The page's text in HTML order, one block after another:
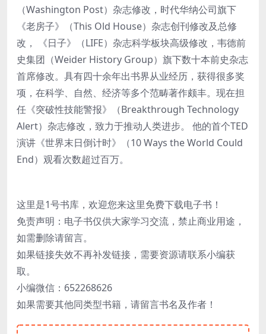
（Washington Post）杂志修改，时代华纳公司旗下
《老房子》（This Old House）杂志创刊修改及总修
改， 《日子》（LIFE）杂志科学板块高级修改，韦德前
史集团（Weider History Group）旗下数十本前史杂志
首席修改。具有四十余年出书界从业经历，获得很多奖
项，在科学、自然、经济等多个范畴著作颇丰。现在担
任《突破性技能警报》（Breakthrough Technology
Alert）杂志修改，致力于推动人类进步。 他的首个TED
演讲《世界末日倒计时》（10 Ways the World Could
End）观看次数超过百万。
这里是1号书库，欢迎您来这里免费下载电子书！
免责声明：电子书仅供大家学习交流，禁止商业用途，
如需删除请留言。
如果链接失效不再补发链接，需要资源请联系小编获
取。
小编微信：652268626
如果需要其他同类型书籍，请留言书名及作者！